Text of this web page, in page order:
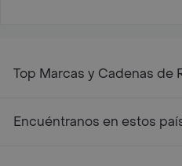
Top Marcas y Cadenas de
Encuéntranos en estos